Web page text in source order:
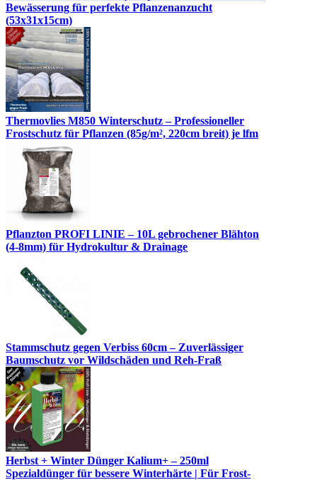
Bewässerung für perfekte Pflanzenanzucht
(53x31x15cm)
Thermovlies M850 Winterschutz – Professioneller
Frostschutz für Pflanzen (85g/m², 220cm breit) je lfm
Pflanzton PROFI LINIE – 10L gebrochener Blähton
(4-8mm) für Hydrokultur & Drainage
Stammschutz gegen Verbiss 60cm – Zuverlässiger
Baumschutz vor Wildschäden und Reh-Fraß
Herbst + Winter Dünger Kalium+ – 250ml
Spezialdünger für bessere Winterhärte | Für Frost-